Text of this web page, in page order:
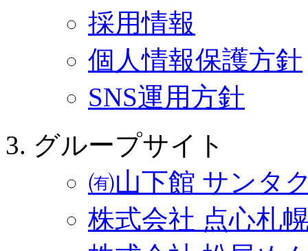
採用情報
個人情報保護方針
SNS運用方針
グループサイト
㈲山下館 サンタ
株式会社 点心札